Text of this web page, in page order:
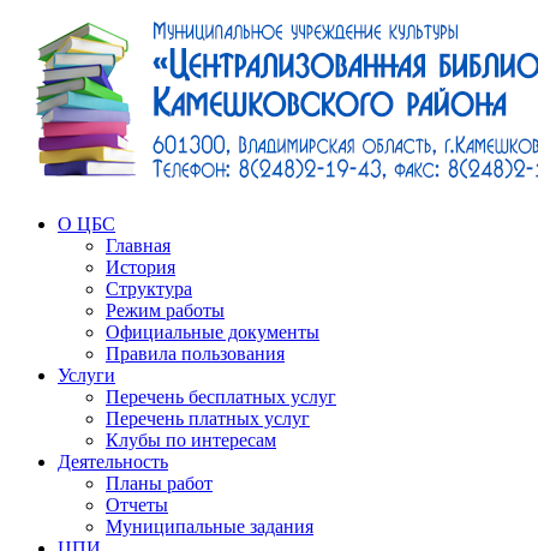
О ЦБС
Главная
История
Структура
Режим работы
Официальные документы
Правила пользования
Услуги
Перечень бесплатных услуг
Перечень платных услуг
Клубы по интересам
Деятельность
Планы работ
Отчеты
Муниципальные задания